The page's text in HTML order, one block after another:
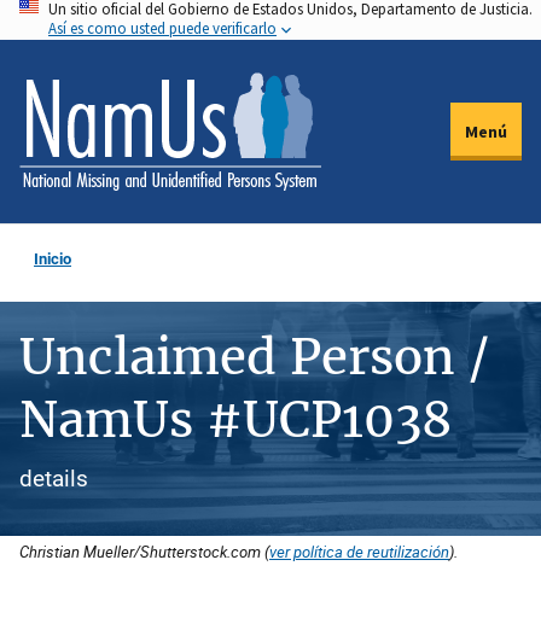
Pasar
al
contenido
principal
Un sitio oficial del Gobierno de Estados Unidos, Departamento de Justicia.
Así es como usted puede verificarlo
Menú
Inicio
Unclaimed Person /
NamUs #UCP1038
details
Christian Mueller/Shutterstock.com (ver política de reutilización).